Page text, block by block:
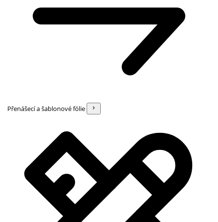
Přenášecí a šablonové fólie